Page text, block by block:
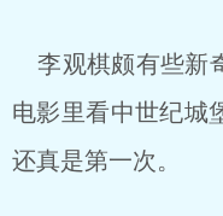
李观棋颇有些新
电影里看中世纪城
还真是第一次。